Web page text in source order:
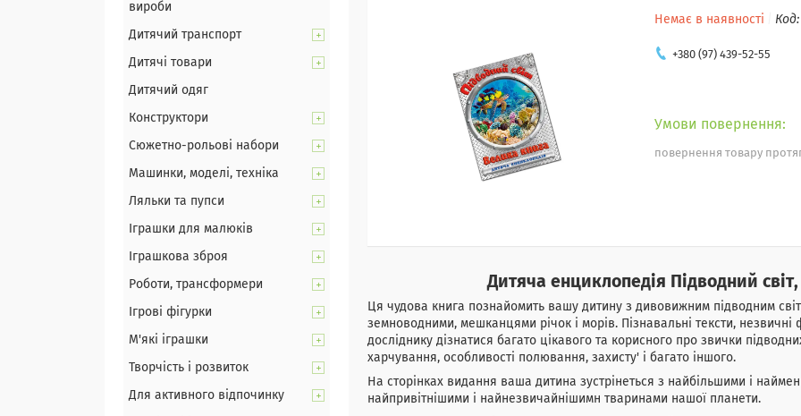
Немає в наявності
+380 (97) 439-52-55
повернення товару
Дитяча енциклопедія Підводний
Ця чудова книга познайомить вашу дитину з дивовижним підводним
земноводними, мешканцями річок і морів. Пізнавальні тексти,
досліднику дізнатися багато цікавого та корисного про звички
харчування, особливості полювання, захисту' і багато іншого.
На сторінках видання ваша дитина зустрінеться з найбільшими і
найпривітнішими і найнезвичайнішимн тваринами нашої планети.
вироби
Дитячий транспорт
Дитячі товари
Дитячий одяг
Конструктори
Сюжетно-рольові набори
Машинки, моделі, техніка
Ляльки та пупси
Іграшки для малюків
Іграшкова зброя
Роботи, трансформери
Ігрові фігурки
М'які іграшки
Творчість і розвиток
Для активного відпочинку